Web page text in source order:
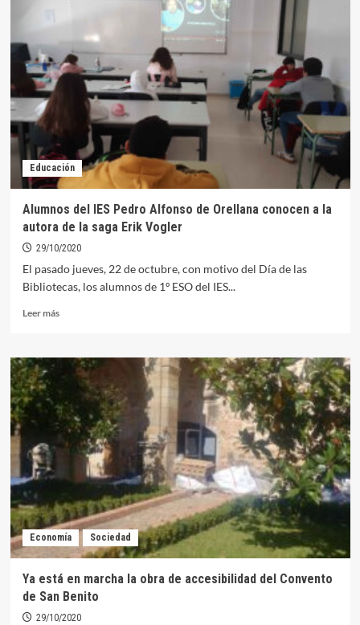
Serena
Vegas
Altas”
organiza
concurso
de
relato
corto
la
violencia
de
Educación
Alumnos del IES Pedro Alfonso de Orellana conocen a la
autora de la saga Erik Vogler
29/10/2020
El pasado jueves, 22 de octubre, con motivo del Día de las
Bibliotecas, los alumnos de 1º ESO del IES...
Leer másLeer
Alumnos
Pedro
Alfonso
de
Orellana
conocen
a
autora
de
la
saga
Vogler
Economía Sociedad
Ya está en marcha la obra de accesibilidad del Convento
de San Benito
29/10/2020